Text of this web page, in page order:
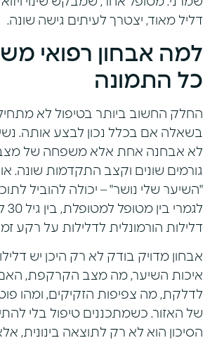
דליל מאוד, יצטרך לעיתים גישה שונה.
למה אבחון רפואי
כל התמונה
החלק החשוב ביותר בטיפול לא
בשאלה אם בכלל נכון לבצע אותה.
לא אבחנה אחת אלא משפחה של
גורמים שונים וקצב התקדמות שונה.
"השיער שלי נושר" – יכולה להוביל
דלילות הורמונלית לדלילות על רקע
אבחון מדויק בודק לא רק היכן יש
איכות השיער, מה מצב הקרקפת, האם
לדלקת, מה צפיפות הזקיקים, ומהו
של האזור. כשמתכננים טיפול בלי
הסיכון הוא לא רק לתוצאה בינונית,